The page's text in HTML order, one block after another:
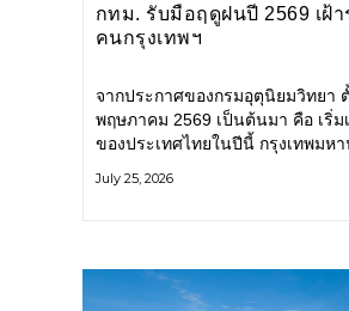
กทม. รับมือฤดูฝนปี 2569 เฝ้า
คนกรุงเทพฯ
จากประกาศของกรมอุตุนิยมวิทยา
พฤษภาคม 2569 เป็นต้นมา คือ เริ่
ของประเทศไทยในปีนี้ กรุงเทพมห
โครงสร้างพื้นฐาน
July 25, 2026